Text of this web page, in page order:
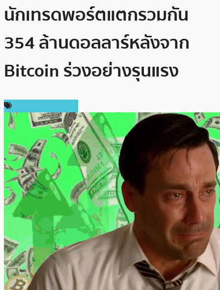
นักเทรดพอร์ตแตกรวมกัน
354 ล้านดอลลาร์หลังจาก
Bitcoin ร่วงอย่างรุนแรง